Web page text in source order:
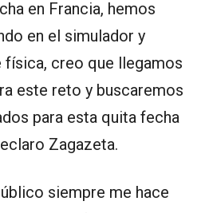
en Francia, hemos
en el simulador y
física, creo que llegamos
este reto y buscaremos
para esta quita fecha
Zagazeta.
siempre me hace